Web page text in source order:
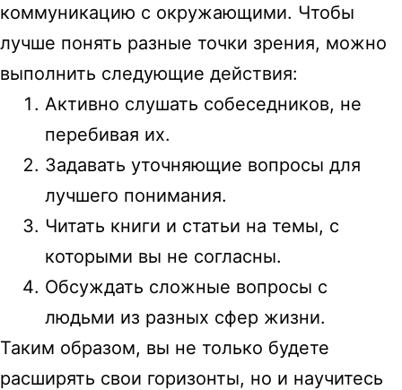
коммуникацию с окружающими. Чтобы
лучше понять разные точки зрения, можно
выполнить следующие действия:
Активно слушать собеседников, не
перебивая их.
Задавать уточняющие вопросы для
лучшего понимания.
Читать книги и статьи на темы, с
которыми вы не согласны.
Обсуждать сложные вопросы с
людьми из разных сфер жизни.
Таким образом, вы не только будете
расширять свои горизонты, но и научитесь